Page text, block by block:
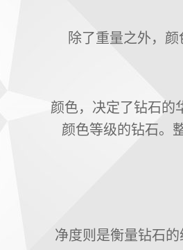
除了重量之外，
颜色，决定了钻石的
颜色等级的钻石。
净度则是衡量钻石